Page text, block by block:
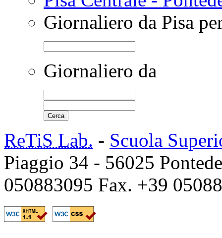
Giornaliero da Pisa
Giornaliero da
ReTiS Lab. - Scuola
Piaggio 34 - 56025
050883095 Fax. +39